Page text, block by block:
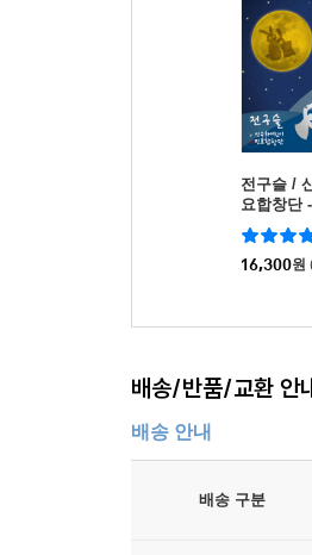
전구슬 /
요합창단
를 노래하
16,300원
배송/반품/교환 안
배송 안내
배송 구분